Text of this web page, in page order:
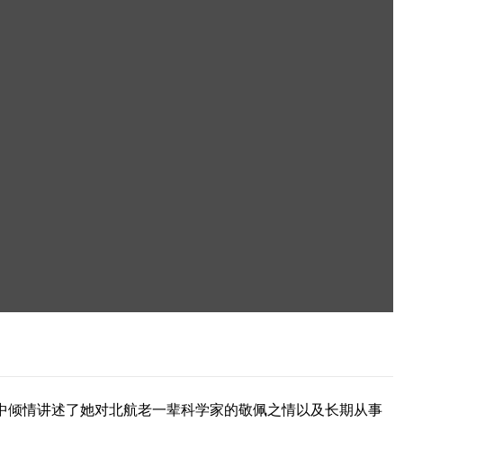
情讲述了她对北航老一辈科学家的敬佩之情以及长期从事